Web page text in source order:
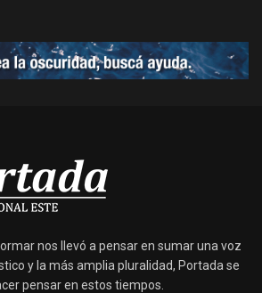
nos llevó a pensar en sumar una voz
y la más amplia pluralidad, Portada se
pensar en estos tiempos.